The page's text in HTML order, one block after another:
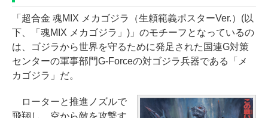
「超合金 魂MIX メカゴジラ（生頼範義ポスターVer.）(以
下、「魂MIX メカゴジラ」)」のモチーフとなっているの
は、ゴジラから世界を守るために発足された国連G対策
センターの軍事部門G-Forceの対ゴジラ兵器である「メ
カゴジラ」だ。
ローターと推進ノズルで